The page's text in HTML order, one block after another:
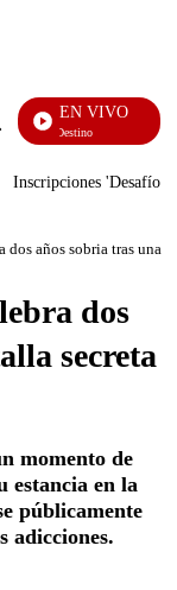
Enviar
EN VIVO
De Mi Destino
Inscripciones 'Desafío'
dos años sobria tras una
dos
secreta
momento de
estancia en la
públicamente
adicciones.